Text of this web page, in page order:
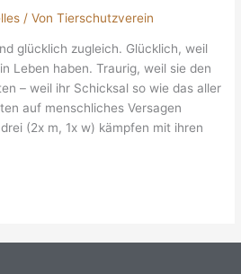
/ VonTierschutzverein
glücklich zugleich. Glücklich, weil
Leben haben. Traurig, weil sie den
– weil ihr Schicksal so wie das aller
auf menschliches Versagen
(2x m, 1x w) kämpfen mit ihren